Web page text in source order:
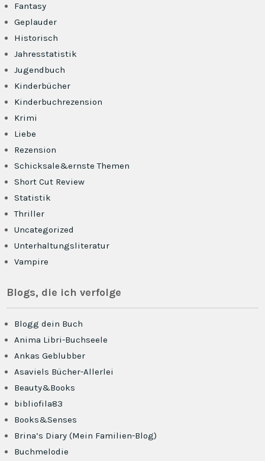
Fantasy
Geplauder
Historisch
Jahresstatistik
Jugendbuch
Kinderbücher
Kinderbuchrezension
Krimi
Liebe
Rezension
Schicksale&ernste Themen
Short Cut Review
Statistik
Thriller
Uncategorized
Unterhaltungsliteratur
Vampire
Blogs, die ich verfolge
Blogg dein Buch
Anima Libri-Buchseele
Ankas Geblubber
Asaviels Bücher-Allerlei
Beauty&Books
bibliofila83
Books&Senses
Brina’s Diary (Mein Familien-Blog)
Buchmelodie